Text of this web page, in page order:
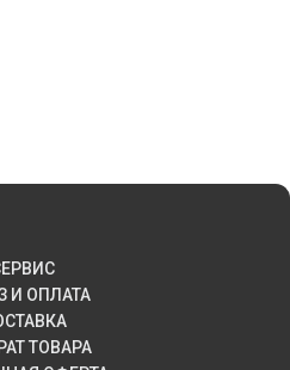
И ОПЛАТА
ТОВАРА